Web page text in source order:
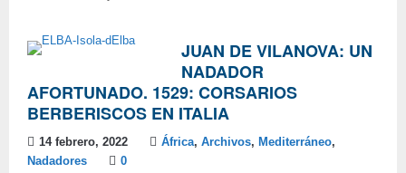
JUAN DE VILANOVA: UN
NADADOR
AFORTUNADO. 1529: CORSARIOS
BERBERISCOS EN ITALIA
14 febrero, 2022 África, Archivos, Mediterráneo,
Nadadores
0